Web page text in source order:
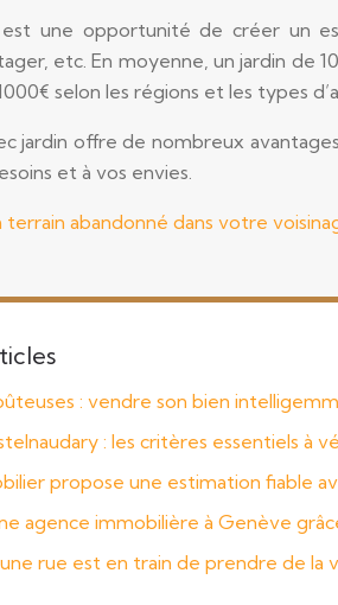
une opportunité de créer un
etc. En moyenne, un jardin de
selon les régions et les types
jardin offre de nombreux
et à vos envies.
abandonné dans votre
: vendre son bien
: les critères essentiels à
propose une estimation fiable
agence immobilière à Genève
rue est en train de prendre de la